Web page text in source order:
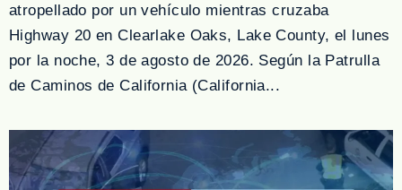
atropellado por un vehículo mientras cruzaba
Highway 20 en Clearlake Oaks, Lake County, el lunes
por la noche, 3 de agosto de 2026. Según la Patrulla
de Caminos de California (California...